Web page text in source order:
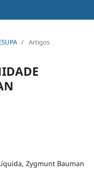
/ Artigos
Zygmunt Bauman